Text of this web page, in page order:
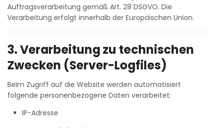
Auftragsverarbeitung gemäß Art. 28 DSGVO. Die
Verarbeitung erfolgt innerhalb der Europäischen Union.
3. Verarbeitung zu technischen
Zwecken (Server-Logfiles)
Beim Zugriff auf die Website werden automatisiert
folgende personenbezogene Daten verarbeitet:
IP-Adresse